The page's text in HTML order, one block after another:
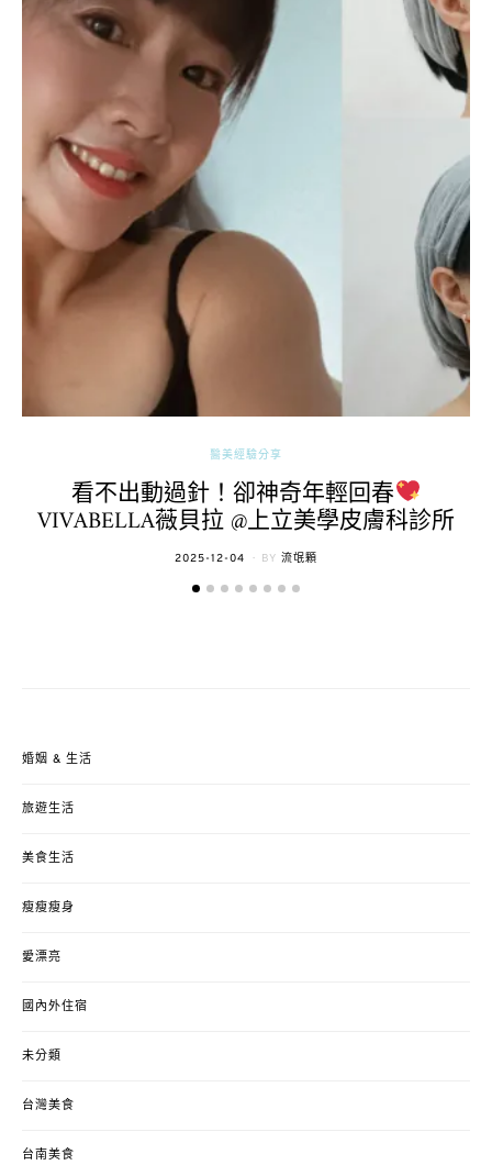
醫美經驗分享
看不出動過針！卻神奇年輕回春
VIVABELLA薇貝拉 @上立美學皮膚科診所
POSTED
2025-12-04 BY 流氓顆
婚姻 & 生活
旅遊生活
美食生活
瘦瘦瘦身
愛漂亮
國內外住宿
未分類
台灣美食
台南美食